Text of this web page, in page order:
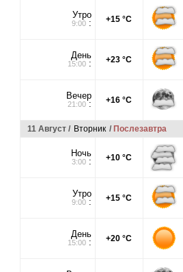
Утро
9:00: +15 °C
День
15:00: +23 °C
Вечер
21:00: +16 °C
11 Август / Вторник / Послезавтра
Ночь
3:00: +10 °C
Утро
9:00: +15 °C
День
15:00: +20 °C